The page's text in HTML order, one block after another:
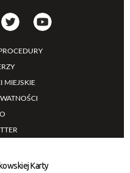
MIEJSKIE
Karty